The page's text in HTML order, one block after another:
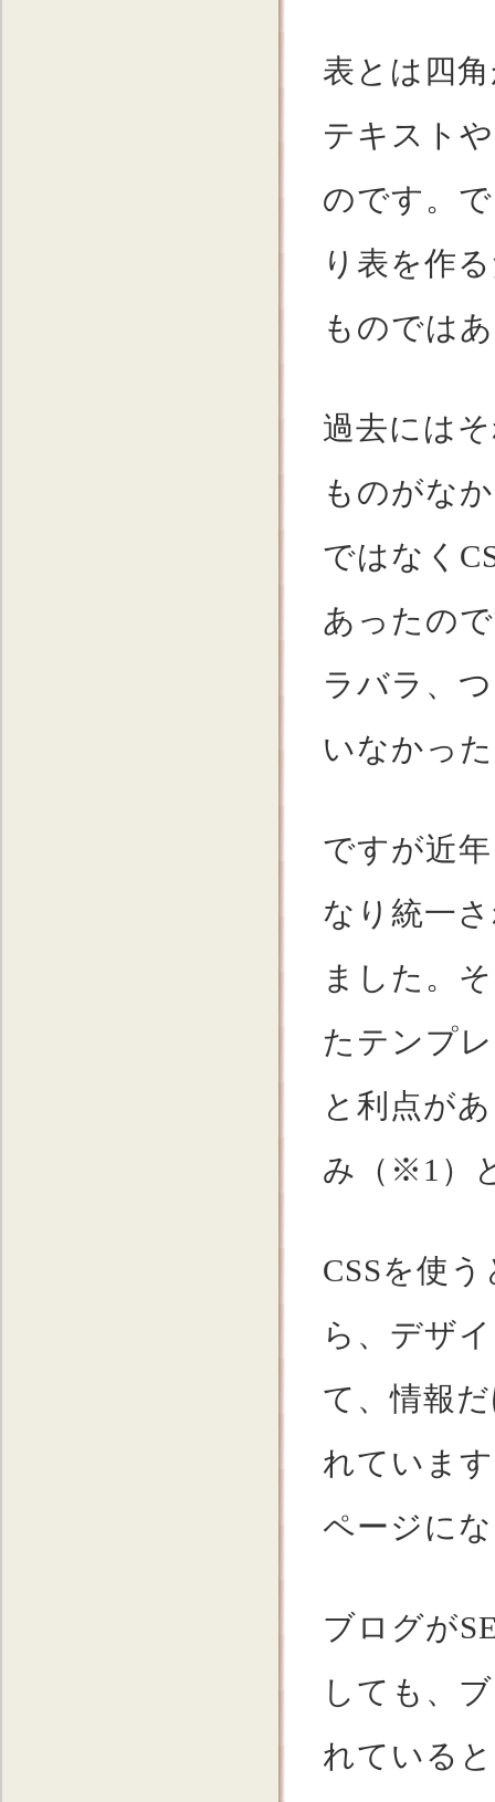
表とは四
テキスト
のです。
り表を作
ものでは
過去には
ものがな
ではなく
あったの
ラバラ、
いなかっ
ですが近
なり統一
ました。
たテンプ
と利点が
み（※1）
CSSを使
ら、デザ
て、情報
れていま
ページに
ブログが
しても、
れている